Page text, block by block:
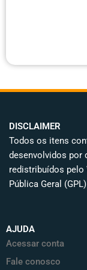
DISCLAIMER
Todos os itens
desenvolvidos por
redistribuídos pelo
Pública Geral (GPL)
AJUDA
Acessar conta
Fale conosco